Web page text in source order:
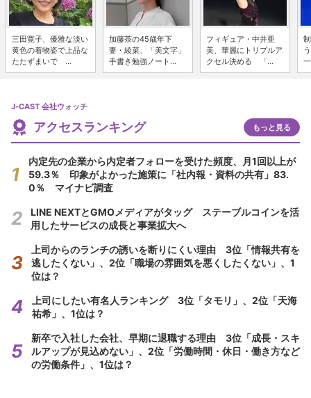
三田寛子、優雅な淡い
黄色の着物姿で上品な
たたずまいで ...
加藤茶の45歳年下
妻・綾菜、「美文字」
手書き勉強ノート...
フィギュア・中井亜
美、華麗にトリプルア
クセル決める 「...
J-CAST 会社ウォッチ
アクセスランキング もっと見る
内定先の企業から内定者フォローを受けた頻度、月1回以上が
59.3％ 印象がよかった施策に「社内報・資料の共有」83.
0％ マイナビ調査
LINE NEXTとGMOメディアがタッグ ステーブルコインを活
用したサービスの成長と事業拡大へ
上司からのランチの誘いを断りにくい理由 3位「情報共有を
逃したくない」、2位「職場の雰囲気を悪くしたくない」、1
位は？
上司にしたい有名人ランキング 3位「タモリ」、2位「天海
祐希」、1位は？
新卒で入社した会社、早期に退職する理由 3位「成長・スキ
ルアップが見込めない」、2位「労働時間・休日・働き方など
の労働条件」、1位は？